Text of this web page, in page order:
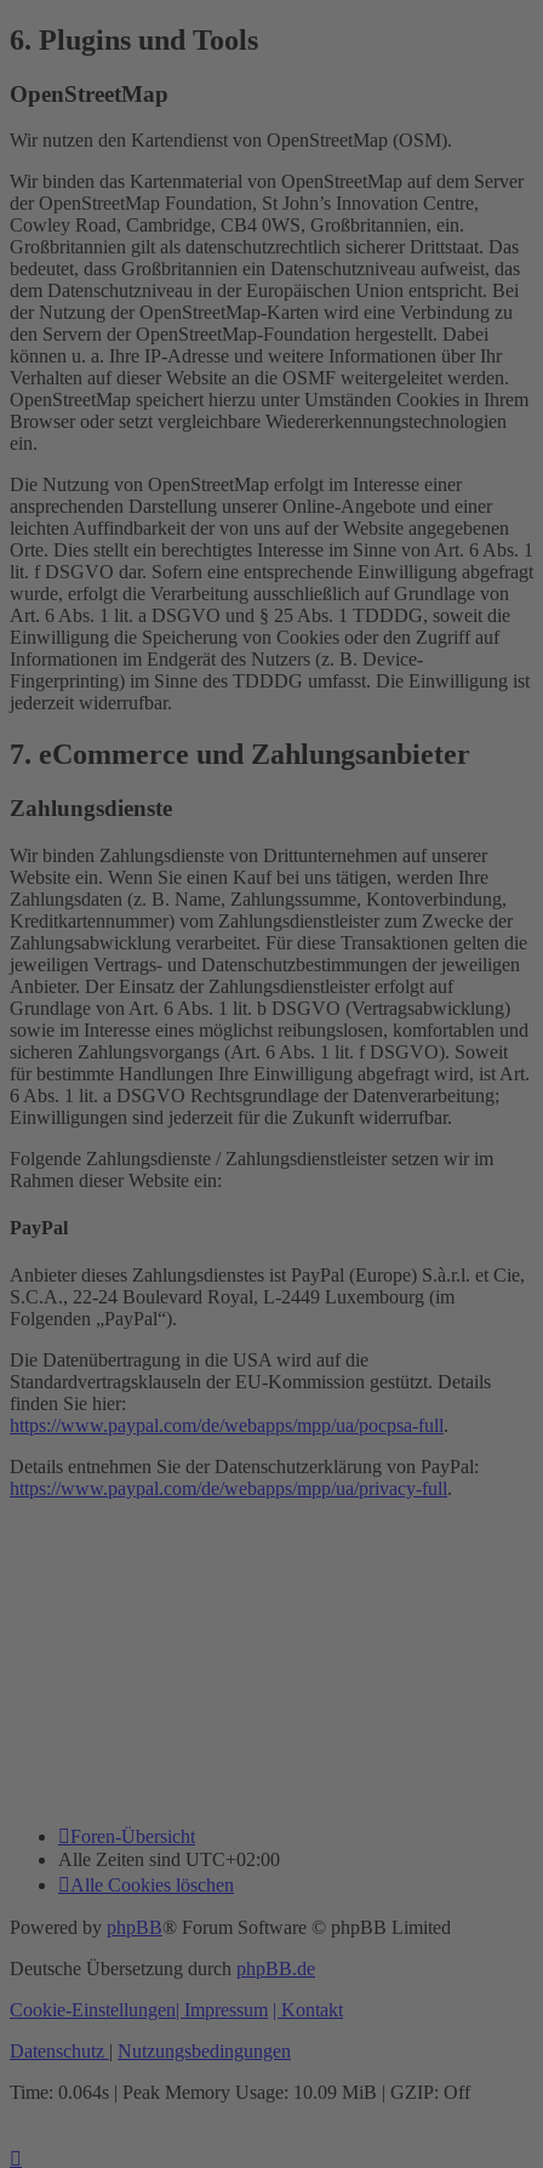
6. Plugins und Tools
OpenStreetMap
Wir nutzen den Kartendienst von OpenStreetMap (OSM).
Wir binden das Kartenmaterial von OpenStreetMap auf dem Server
der OpenStreetMap Foundation, St John’s Innovation Centre,
Cowley Road, Cambridge, CB4 0WS, Großbritannien, ein.
Großbritannien gilt als datenschutzrechtlich sicherer Drittstaat. Das
bedeutet, dass Großbritannien ein Datenschutzniveau aufweist, das
dem Datenschutzniveau in der Europäischen Union entspricht. Bei
der Nutzung der OpenStreetMap-Karten wird eine Verbindung zu
den Servern der OpenStreetMap-Foundation hergestellt. Dabei
können u. a. Ihre IP-Adresse und weitere Informationen über Ihr
Verhalten auf dieser Website an die OSMF weitergeleitet werden.
OpenStreetMap speichert hierzu unter Umständen Cookies in Ihrem
Browser oder setzt vergleichbare Wiedererkennungstechnologien
ein.
Die Nutzung von OpenStreetMap erfolgt im Interesse einer
ansprechenden Darstellung unserer Online-Angebote und einer
leichten Auffindbarkeit der von uns auf der Website angegebenen
Orte. Dies stellt ein berechtigtes Interesse im Sinne von Art. 6 Abs. 1
lit. f DSGVO dar. Sofern eine entsprechende Einwilligung abgefragt
wurde, erfolgt die Verarbeitung ausschließlich auf Grundlage von
Art. 6 Abs. 1 lit. a DSGVO und § 25 Abs. 1 TDDDG, soweit die
Einwilligung die Speicherung von Cookies oder den Zugriff auf
Informationen im Endgerät des Nutzers (z. B. Device-
Fingerprinting) im Sinne des TDDDG umfasst. Die Einwilligung ist
jederzeit widerrufbar.
7. eCommerce und Zahlungs­anbieter
Zahlungsdienste
Wir binden Zahlungsdienste von Drittunternehmen auf unserer
Website ein. Wenn Sie einen Kauf bei uns tätigen, werden Ihre
Zahlungsdaten (z. B. Name, Zahlungssumme, Kontoverbindung,
Kreditkartennummer) vom Zahlungsdienstleister zum Zwecke der
Zahlungsabwicklung verarbeitet. Für diese Transaktionen gelten die
jeweiligen Vertrags- und Datenschutzbestimmungen der jeweiligen
Anbieter. Der Einsatz der Zahlungsdienstleister erfolgt auf
Grundlage von Art. 6 Abs. 1 lit. b DSGVO (Vertragsabwicklung)
sowie im Interesse eines möglichst reibungslosen, komfortablen und
sicheren Zahlungsvorgangs (Art. 6 Abs. 1 lit. f DSGVO). Soweit
für bestimmte Handlungen Ihre Einwilligung abgefragt wird, ist Art.
6 Abs. 1 lit. a DSGVO Rechtsgrundlage der Datenverarbeitung;
Einwilligungen sind jederzeit für die Zukunft widerrufbar.
Folgende Zahlungsdienste / Zahlungsdienstleister setzen wir im
Rahmen dieser Website ein:
PayPal
Anbieter dieses Zahlungsdienstes ist PayPal (Europe) S.à.r.l. et Cie,
S.C.A., 22-24 Boulevard Royal, L-2449 Luxembourg (im
Folgenden „PayPal“).
Die Datenübertragung in die USA wird auf die
Standardvertragsklauseln der EU-Kommission gestützt. Details
finden Sie hier:
https://www.paypal.com/de/webapps/mpp/ua/pocpsa-full.
Details entnehmen Sie der Datenschutzerklärung von PayPal:
https://www.paypal.com/de/webapps/mpp/ua/privacy-full.
Foren-Übersicht
Alle Zeiten sind UTC+02:00
Alle Cookies löschen
Powered by phpBB® Forum Software © phpBB Limited
Deutsche Übersetzung durch phpBB.de
Cookie-Einstellungen| Impressum | Kontakt
Datenschutz | Nutzungsbedingungen
Time: 0.064s | Peak Memory Usage: 10.09 MiB | GZIP: Off